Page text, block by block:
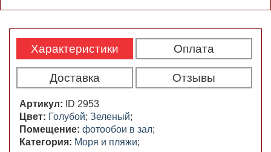
Характеристики Оплата
Доставка Отзывы
Артикул:
ID 2953
Цвет: Голубой; Зеленый;
Помещение: фотообои в зал;
Категория: Моря и пляжи;